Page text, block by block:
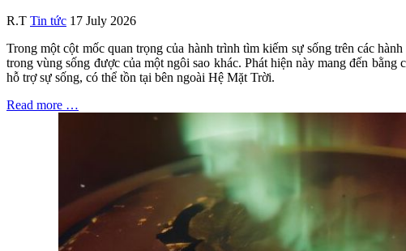
R.T Tin tức 17 July 2026
Trong một cột mốc quan trọng của hành trình tìm kiếm sự sống trên các
trong vùng sống được của một ngôi sao khác. Phát hiện này mang đến
hỗ trợ sự sống, có thể tồn tại bên ngoài Hệ Mặt Trời.
Read more …